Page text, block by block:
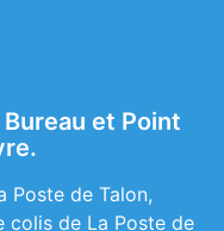
et Point
Poste de Talon,
colis de La Poste de